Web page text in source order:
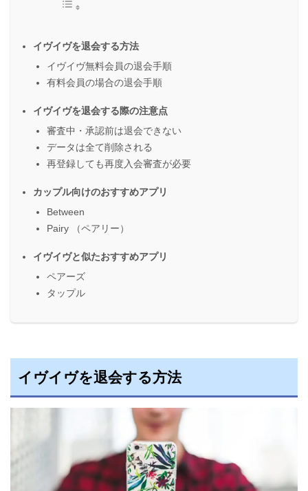
イヴイヴを退会する方法
イヴイヴ無料会員の退会手順
有料会員の場合の退会手順
イヴイヴを退会する際の注意点
審査中・承認前は退会できない
データは全て削除される
再登録しても再度入会審査が必要
カップル向けのおすすめアプリ
Between
Pairy （ペアリー）
イヴイヴと似たおすすめアプリ
ペアーズ
タップル
イヴイヴを退会する方法